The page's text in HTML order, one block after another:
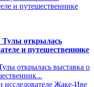
Тулы открылась
и путешественнике
открылась выставка о